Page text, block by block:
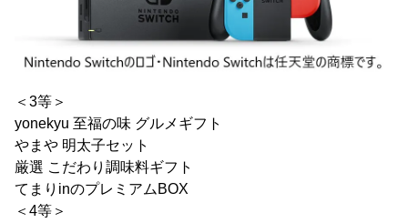
＜3等＞
yonekyu 至福の味 グルメギフト
やまや 明太子セット
厳選 こだわり調味料ギフト
てまりinのプレミアムBOX
＜4等＞